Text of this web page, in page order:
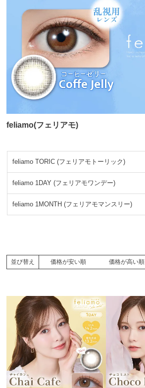
feliamo(フェリアモ)
feliamo TORIC (フェリアモトーリック)
feliamo 1DAY (フェリアモワンデー)
feliamo 1MONTH (フェリアモマンスリー)
並び替え 価格が安い順 価格が高い順